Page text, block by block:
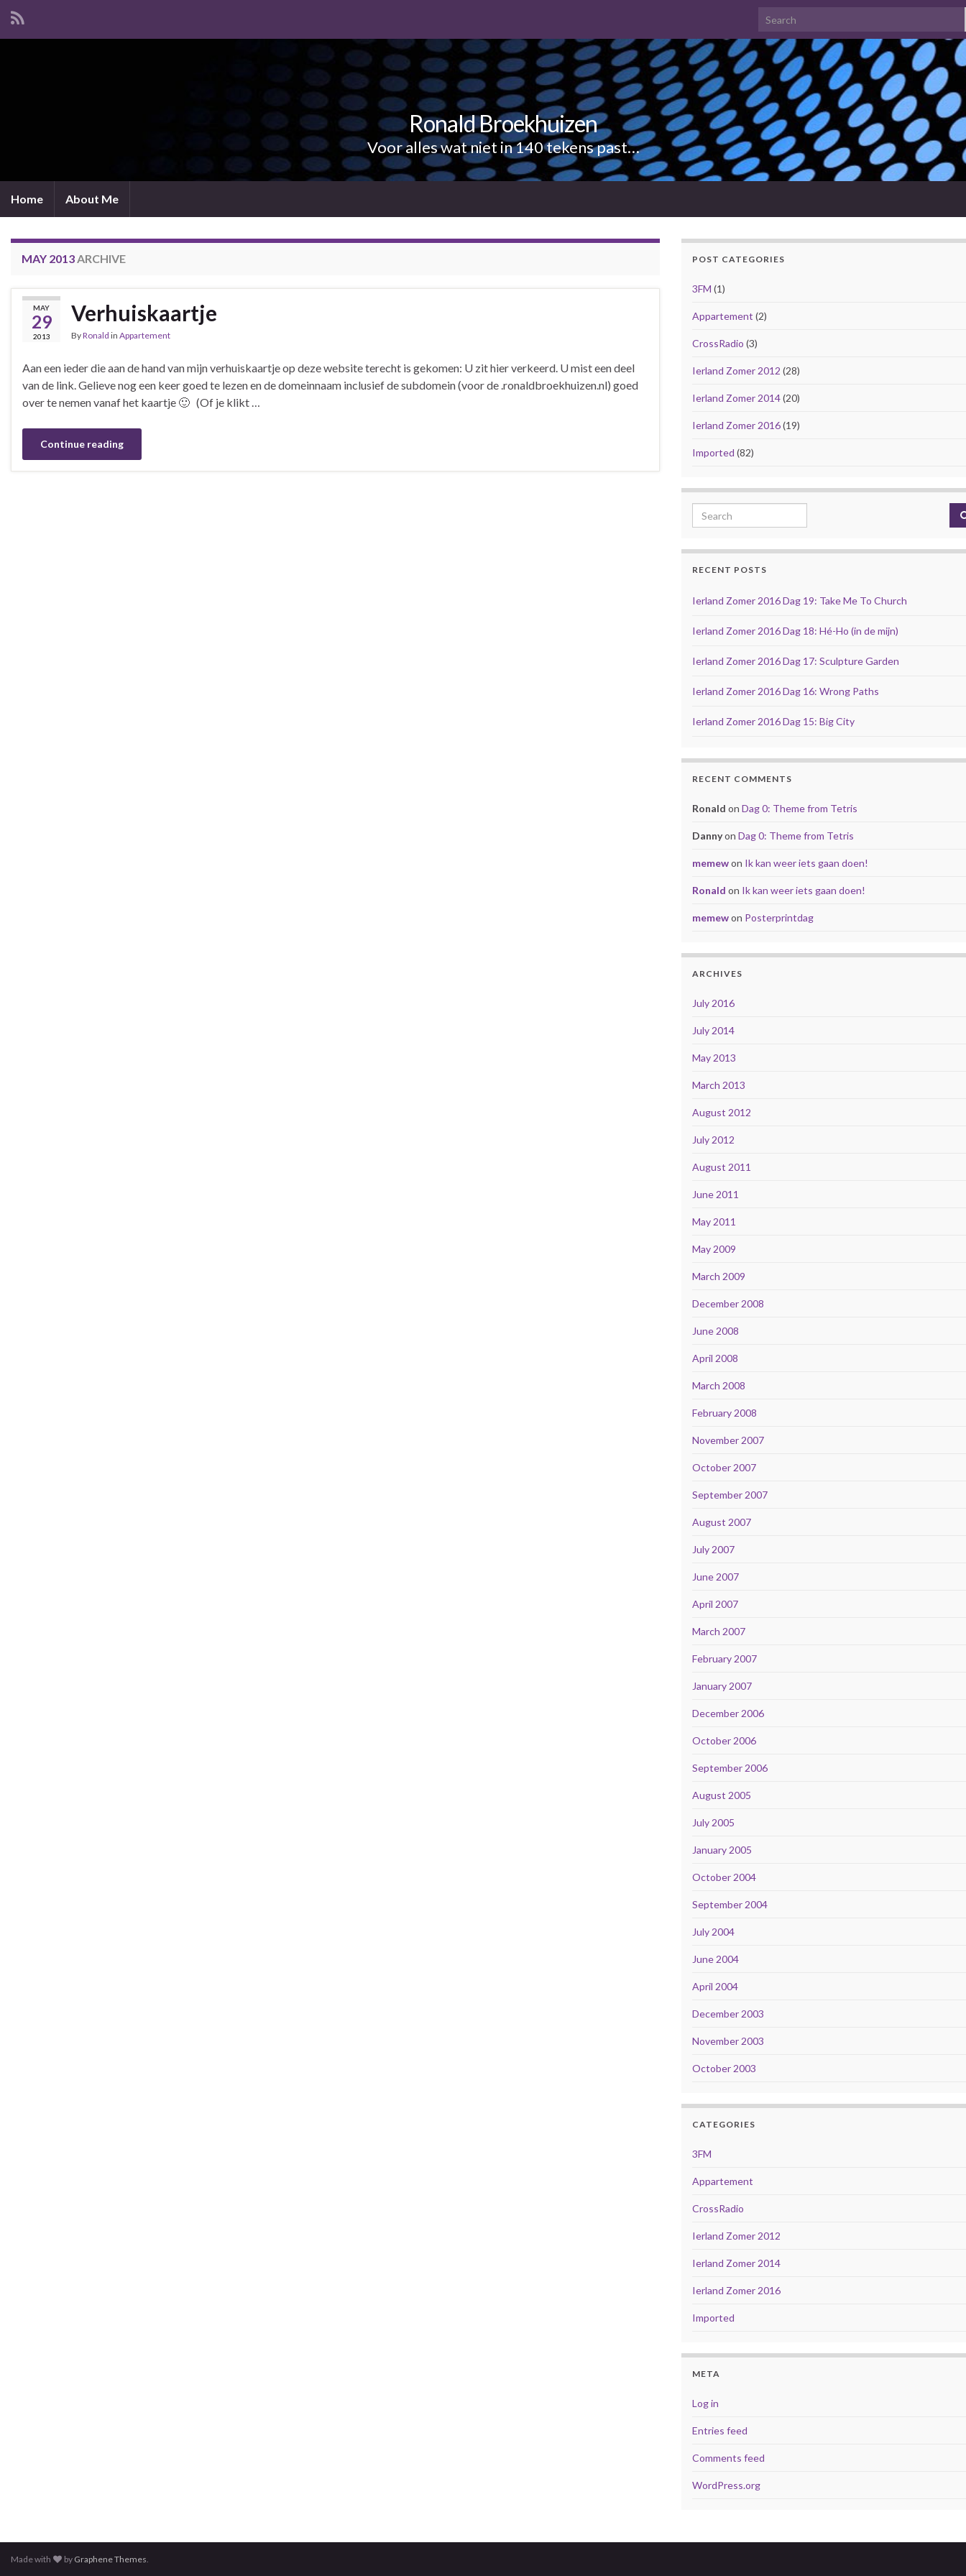
Search for:
Ronald Broekhuizen
Voor alles wat niet in 140 tekens past…
Home About Me
MAY 2013ARCHIVE
MAY
29
2013
Verhuiskaartje
ByRonald in Appartement
Aan een ieder die aan de hand van mijn verhuiskaartje op deze website terecht is gekomen: U zit hier verkeerd. U mist een deel
van de link. Gelieve nog een keer goed te lezen en de domeinnaam inclusief de subdomein (voor de .ronaldbroekhuizen.nl) goed
over te nemen vanaf het kaartje 🙂 (Of je klikt …
Continue reading
POST CATEGORIES
3FM (1)
Appartement (2)
CrossRadio (3)
Ierland Zomer 2012 (28)
Ierland Zomer 2014(20)
Ierland Zomer 2016(19)
Imported (82)
Search for:
RECENT POSTS
Ierland Zomer 2016 Dag 19: Take Me To Church
Ierland Zomer 2016 Dag 18: Hé-Ho (in de mijn)
Ierland Zomer 2016 Dag 17: Sculpture Garden
Ierland Zomer 2016 Dag 16: Wrong Paths
Ierland Zomer 2016 Dag 15: Big City
RECENT COMMENTS
Ronald onDag 0: Theme from Tetris
DannyonDag 0: Theme from Tetris
memewon Ik kan weer iets gaan doen!
Ronald on Ik kan weer iets gaan doen!
memewon Posterprintdag
ARCHIVES
July 2016
July 2014
May 2013
March 2013
August 2012
July 2012
August 2011
June 2011
May 2011
May 2009
March 2009
December 2008
June 2008
April 2008
March 2008
February 2008
November 2007
October 2007
September 2007
August 2007
July 2007
June 2007
April 2007
March 2007
February 2007
January 2007
December 2006
October 2006
September 2006
August 2005
July 2005
January 2005
October 2004
September 2004
July 2004
June 2004
April 2004
December 2003
November 2003
October 2003
CATEGORIES
3FM
Appartement
CrossRadio
Ierland Zomer 2012
Ierland Zomer 2014
Ierland Zomer 2016
Imported
META
Log in
Entries feed
Comments feed
WordPress.org
Made with by Graphene Themes.